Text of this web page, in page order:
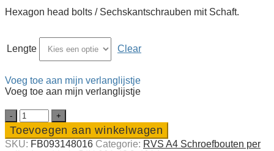
Hexagon head bolts / Sechskantschrauben mit Schaft.
Lengte Clear
Voeg toe aan mijn verlanglijstje
Voeg toe aan mijn verlanglijstje
RVS
A4-
80
zeskant­
Toevoegen aan winkelwagen
SKU: FB093148016 Categorie: RVS A4 Schroefbouten per